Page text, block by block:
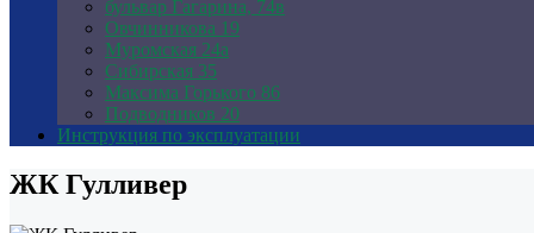
бульвар Гагарина, 74в
Овчинникова 19
Муромская 24а
Сибирская 35
Максима Горького 86
Подводников 20
Инструкция по эксплуатации
ЖК Гулливер